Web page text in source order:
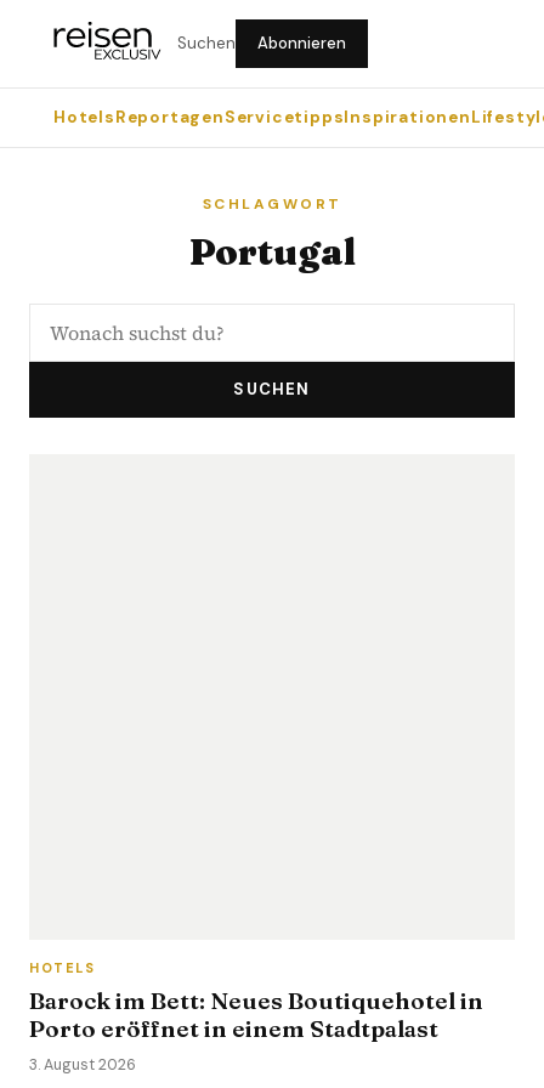
Suchen Abonnieren
HotelsReportagenServicetippsInspirationen
SCHLAGWORT
Portugal
SUCHEN
HOTELS
Barock im Bett: Neues Boutiquehotel in
Porto eröffnet in einem Stadtpalast
3. August 2026